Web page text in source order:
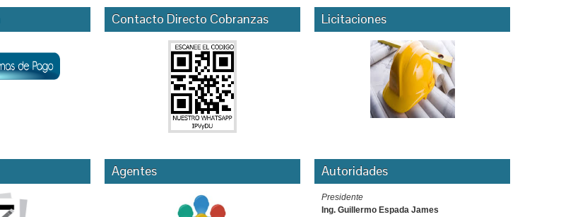
Contacto Directo Cobranzas Licitaciones
Agentes Autoridades
Presidente
Ing. Guillermo Espada James